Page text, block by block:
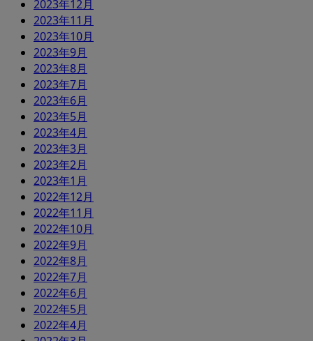
2023年12月
2023年11月
2023年10月
2023年9月
2023年8月
2023年7月
2023年6月
2023年5月
2023年4月
2023年3月
2023年2月
2023年1月
2022年12月
2022年11月
2022年10月
2022年9月
2022年8月
2022年7月
2022年6月
2022年5月
2022年4月